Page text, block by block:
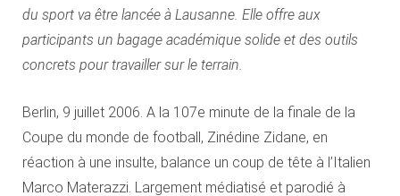
du sport va être lancée à Lausanne. Elle offre aux
participants un bagage académique solide et des outils
concrets pour travailler sur le terrain.
Berlin, 9 juillet 2006. A la 107e minute de la finale de la
Coupe du monde de football, Zinédine Zidane, en
réaction à une insulte, balance un coup de tête à l’Italien
Marco Materazzi. Largement médiatisé et parodié à